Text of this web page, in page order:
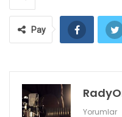
Pay
Yorumlar